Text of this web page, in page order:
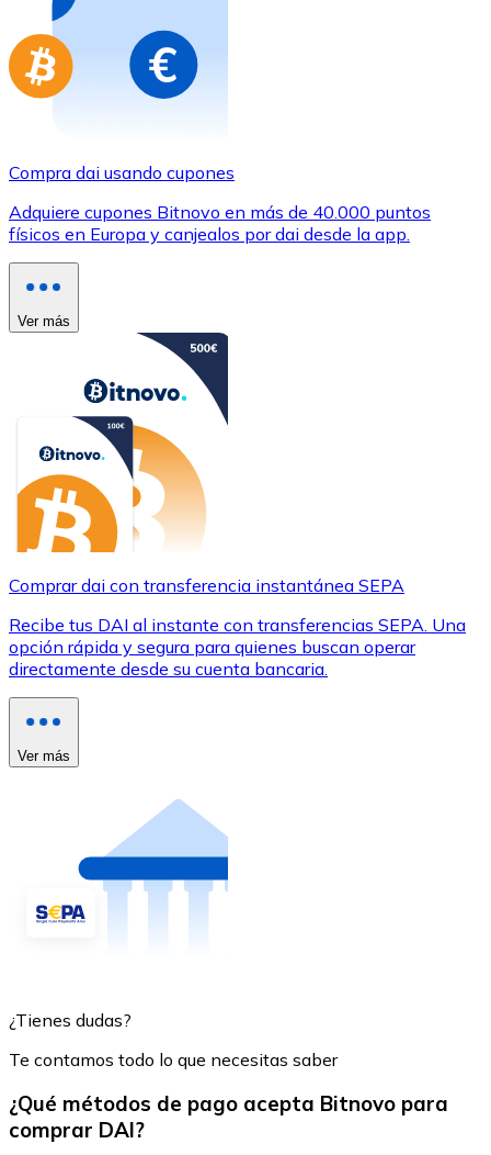
Compra dai usando cupones
Adquiere cupones Bitnovo en más de 40.000 puntos
físicos en Europa y canjealos por dai desde la app.
Ver más
Comprar dai con transferencia instantánea SEPA
Recibe tus DAI al instante con transferencias SEPA. Una
opción rápida y segura para quienes buscan operar
directamente desde su cuenta bancaria.
Ver más
¿Tienes dudas?
Te contamos todo lo que necesitas saber
¿Qué métodos de pago acepta Bitnovo para
comprar DAI?